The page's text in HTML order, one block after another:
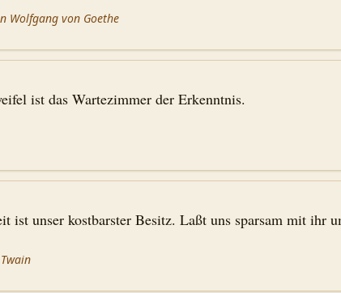
Wolfgang von Goethe
ist das Wartezimmer der Erkenntnis.
ist unser kostbarster Besitz. Laßt uns sparsam mit ihr